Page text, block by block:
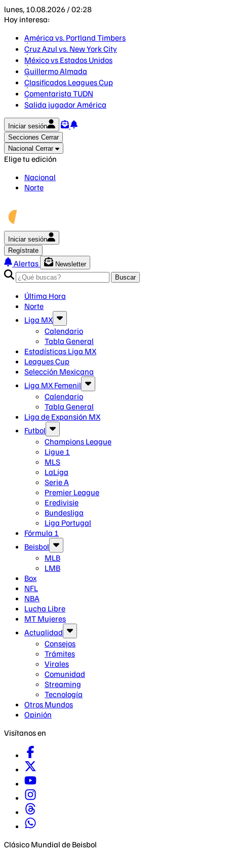
lunes, 10.08.2026 / 02:28
Hoy interesa:
América vs. Portland Timbers
Cruz Azul vs. New York City
México vs Estados Unidos
Guillermo Almada
Clasificados Leagues Cup
Comentarista TUDN
Salida jugador América
Iniciar sesión
Secciones Cerrar
Nacional Cerrar
Elige tu edición
Nacional
Norte
Iniciar sesión
Regístrate
Alertas
Newsletter
Buscar
Última Hora
Norte
Liga MX
Calendario
Tabla General
Estadísticas Liga MX
Leagues Cup
Selección Mexicana
Liga MX Femenil
Calendario
Tabla General
Liga de Expansión MX
Futbol
Champions League
Ligue 1
MLS
LaLiga
Serie A
Premier League
Eredivisie
Bundesliga
Liga Portugal
Fórmula 1
Beisbol
MLB
LMB
Box
NFL
NBA
Lucha Libre
MT Mujeres
Actualidad
Consejos
Trámites
Virales
Comunidad
Streaming
Tecnología
Otros Mundos
Opinión
Visítanos en
Clásico Mundial de Beisbol